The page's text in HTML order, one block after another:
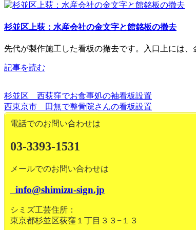
杉並区上荻：水産会社の金文字と館銘板の撤去
先代が製作施工した看板の撤去です。入口上には
記事を読む
杉並区 西荻窪でお食事処の袖看板設置
西東京市 田無で整骨院さんの看板設置
電話でのお問い合わせは
03-3393-1531
メールでのお問い合わせは
info@shimizu-sign.jp
シミズ工芸住所：
東京都杉並区荻窪１丁目３３−１３